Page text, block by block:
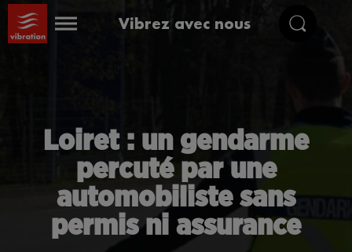
Vibrez avec nous
Loiret : un gendarme
percuté par une
automobiliste sans
permis ni assurance